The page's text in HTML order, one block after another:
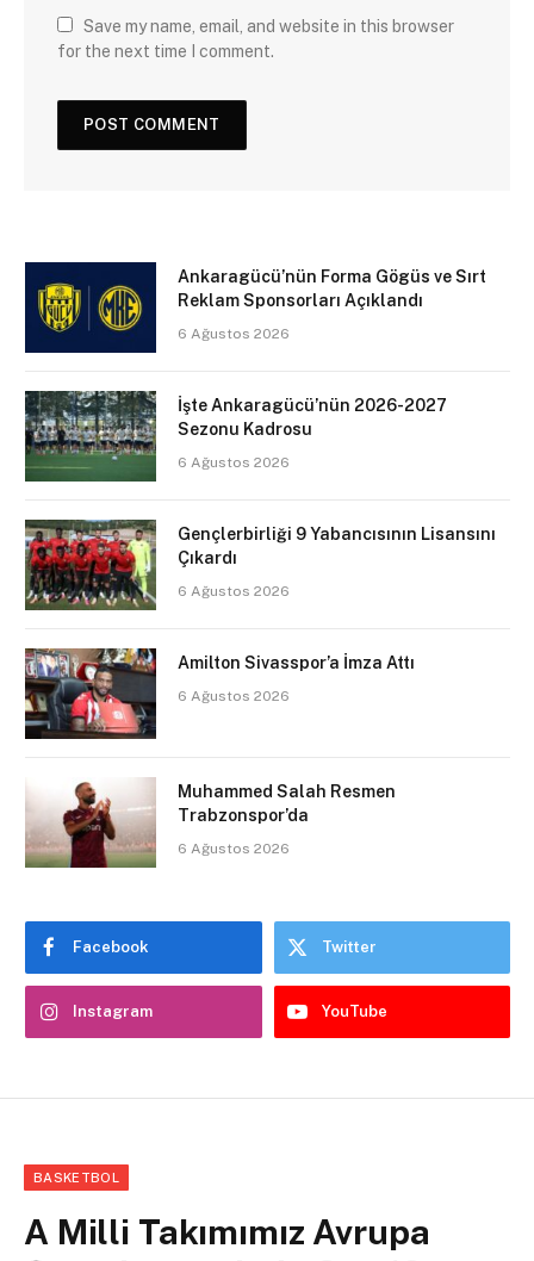
Save my name, email, and website in this browser
for the next time I comment.
Ankaragücü’nün Forma Gögüs ve Sırt
Reklam Sponsorları Açıklandı
6 Ağustos 2026
İşte Ankaragücü’nün 2026-2027
Sezonu Kadrosu
6 Ağustos 2026
Gençlerbirliği 9 Yabancısının Lisansını
Çıkardı
6 Ağustos 2026
Amilton Sivasspor’a İmza Attı
6 Ağustos 2026
Muhammed Salah Resmen
Trabzonspor’da
6 Ağustos 2026
Facebook Twitter
Instagram YouTube
BASKETBOL
A Milli Takımımız Avrupa